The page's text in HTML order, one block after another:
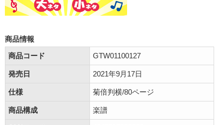
商品情報
商品コード
GTW01100127
発売日 2021年9月17日
仕様 菊倍判横/80ページ
商品構成 楽譜